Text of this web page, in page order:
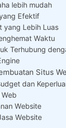
lebih mudah
Efektif
yang Lebih Luas
Waktu
Terhubung
Situs
dan
Website
Website